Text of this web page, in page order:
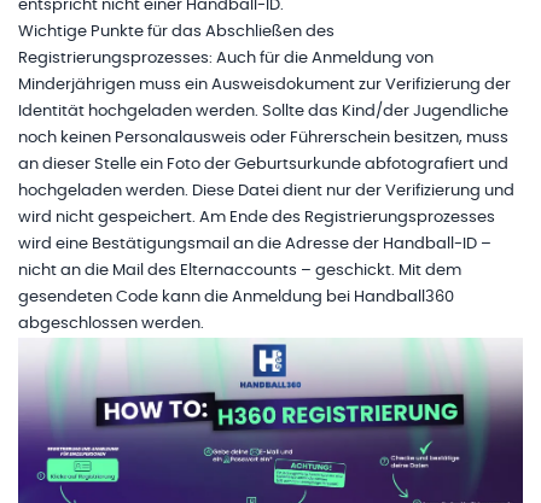
entspricht nicht einer Handball-ID.
Wichtige Punkte für das Abschließen des
Registrierungsprozesses: Auch für die Anmeldung von
Minderjährigen muss ein Ausweisdokument zur Verifizierung der
Identität hochgeladen werden. Sollte das Kind/der Jugendliche
noch keinen Personalausweis oder Führerschein besitzen, muss
an dieser Stelle ein Foto der Geburtsurkunde abfotografiert und
hochgeladen werden. Diese Datei dient nur der Verifizierung und
wird nicht gespeichert. Am Ende des Registrierungsprozesses
wird eine Bestätigungsmail an die Adresse der Handball-ID –
nicht an die Mail des Elternaccounts – geschickt. Mit dem
gesendeten Code kann die Anmeldung bei Handball360
abgeschlossen werden.